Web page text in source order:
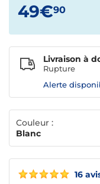
16
49€90
Livraison à
Rupture
Alerte
Couleur :
Blanc